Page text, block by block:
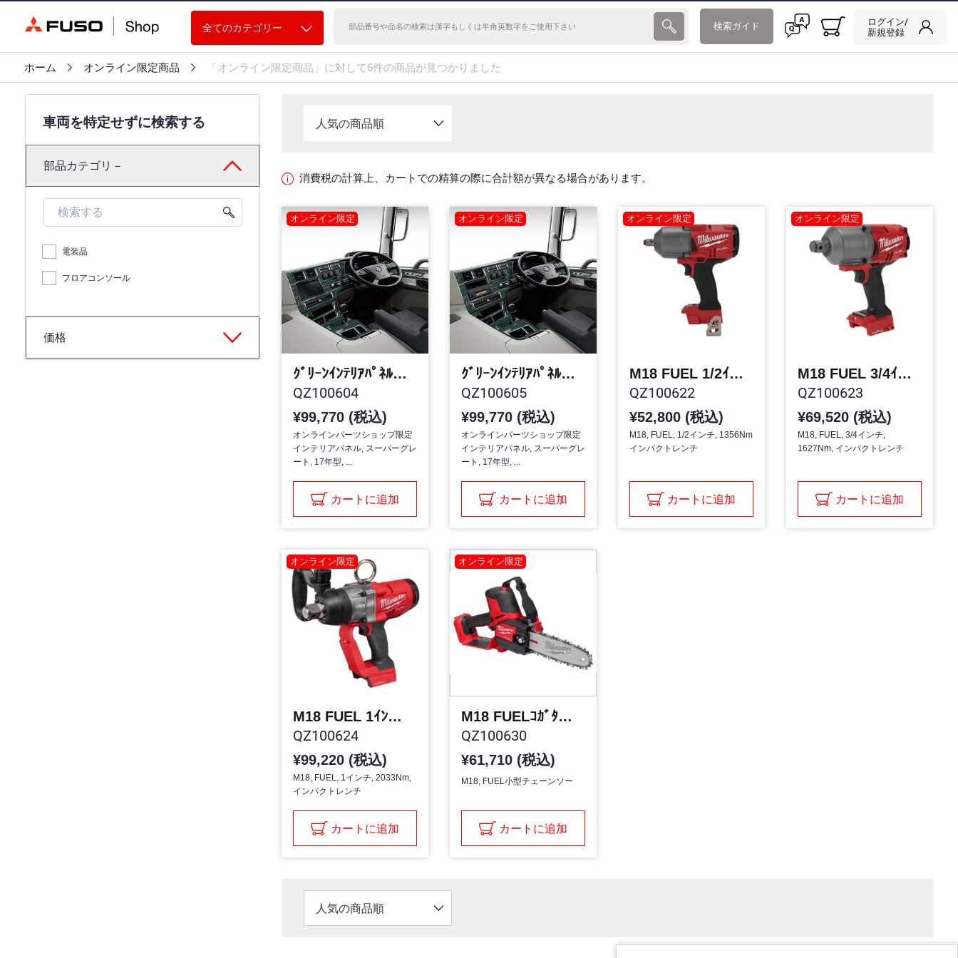
全てのカテゴリー 検索ガイド
ログイン/
新規登録
ホーム オンライン限定商品 「オンライン限定商品」に対して6件の商品が見つかりました
車両を特定せずに検索する
部品カテゴリ－
電装品
フロアコンソール
価格
人気の商品順
消費税の計算上、カートでの精算の際に合計額が異なる場合があります。
オンライン限定
ｸﾞﾘｰﾝｲﾝﾃﾘｱﾊﾟﾈﾙﾄﾗｯｸ･ｺﾝﾄﾛｰﾙ･ｾﾝﾀｰｿｳﾁｬｸｼｬﾖｳ
QZ100604
¥99,770 (税込)
オンラインパーツショップ限定
インテリアパネル, スーパーグレ
ート, 17年型, ...
カートに追加
オンライン限定
ｸﾞﾘｰﾝｲﾝﾃﾘｱﾊﾟﾈﾙﾄﾗｯｸ･ｺﾝﾄﾛｰﾙ･ｾﾝﾀｰﾋｿｳﾁｬｸｼｬﾖｳ
QZ100605
¥99,770 (税込)
オンラインパーツショップ限定
インテリアパネル, スーパーグレ
ート, 17年型, ...
カートに追加
オンライン限定
M18 FUEL 1/2ｲﾝﾁ 1356NMｲﾝﾊﾟｸﾄﾚﾝﾁ
QZ100622
¥52,800 (税込)
M18, FUEL, 1/2インチ, 1356Nm
インパクトレンチ
カートに追加
オンライン限定
M18 FUEL 3/4ｲﾝﾁ 1627NM ｲﾝﾊﾟｸﾄﾚﾝﾁ
QZ100623
¥69,520 (税込)
M18, FUEL, 3/4インチ,
1627Nm, インパクトレンチ
カートに追加
オンライン限定
M18 FUEL 1ｲﾝﾁ 2033NM ｲﾝﾊﾟｸﾄﾚﾝﾁ
QZ100624
¥99,220 (税込)
M18, FUEL, 1インチ, 2033Nm,
インパクトレンチ
カートに追加
オンライン限定
M18 FUELｺｶﾞﾀﾁｪｰﾝｿｰ
QZ100630
¥61,710 (税込)
M18, FUEL小型チェーンソー
カートに追加
人気の商品順